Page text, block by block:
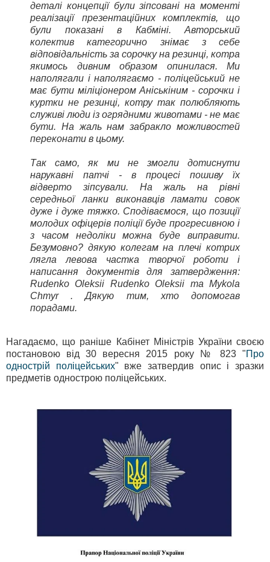
деталі концепції були зіпсовані на моменті
реалізації презентаційних комплектів, що
були показані в Кабміні. Авторський
колектив категорично знімає з себе
відповідальність за сорочку на резинці, котра
якимось дивним образом опинилася. Ми
наполягали і наполягаємо - поліцейський не
має бути міліціонером Аніськіним - сорочки і
куртки не резинці, котру так полюбляють
служиві люди із огрядними животами - не має
бути. На жаль нам забракло можливостей
переконати в цьому.
Так само, як ми не змогли дотиснути
нарукавні патчі - в процесі пошиву їх
відверто зіпсували. На жаль на рівні
середньої ланки виконавців ламати совок
дуже і дуже тяжко. Сподіваємося, що позиції
молодих офіцерів поліції буде прогресивною і
з часом недоліки можна буде виправити.
Безумовно? дякую колегам на плечі котрих
лягла левова частка творчої роботи і
написання документів для затвердження:
Rudenko Oleksii Rudenko Oleksii та Mykola
Chmyr . Дякую тим, хто допомогав
порадами.
Нагадаємо, що раніше Кабінет Міністрів України своєю
постановою від 30 вересня 2015 року № 823 "Про
однострій поліцейських" вже затвердив опис і зразки
предметів однострою поліцейських.